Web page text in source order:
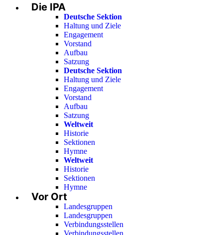
Menu
Die IPA
Deutsche Sektion
Haltung und Ziele
Engagement
Vorstand
Aufbau
Satzung
Deutsche Sektion
Haltung und Ziele
Engagement
Vorstand
Aufbau
Satzung
Weltweit
Historie
Sektionen
Hymne
Weltweit
Historie
Sektionen
Hymne
Vor Ort
Landesgruppen
Landesgruppen
Verbindungsstellen
Verbindungsstellen